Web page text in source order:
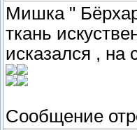
Мишка "
ткань
исказался ,
Сообщение